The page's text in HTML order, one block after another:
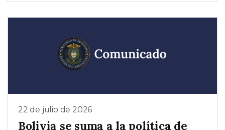
22 de julio de 2026
Bolivia se suma a la política de